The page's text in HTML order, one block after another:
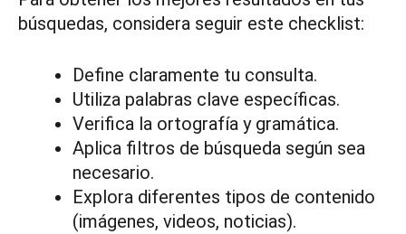
búsquedas, considera seguir este checklist:
Define claramente tu consulta.
Utiliza palabras clave específicas.
Verifica la ortografía y gramática.
Aplica filtros de búsqueda según sea
necesario.
Explora diferentes tipos de contenido
(imágenes, videos, noticias).